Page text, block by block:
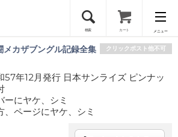
検索 カート メニュー
クリックポスト他不可
メカザブングル記録全集
57年12月発行 日本サンライズ ピンナッ
ーにヤケ、シミ
、ページにヤケ、シミ